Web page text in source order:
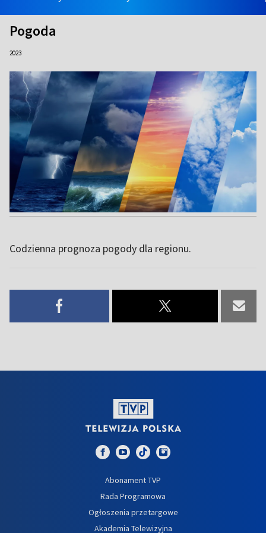
Pogoda
2023
Codzienna prognoza pogody dla regionu.
Abonament TVP
Rada Programowa
Ogłoszenia przetargowe
Akademia Telewizyjna